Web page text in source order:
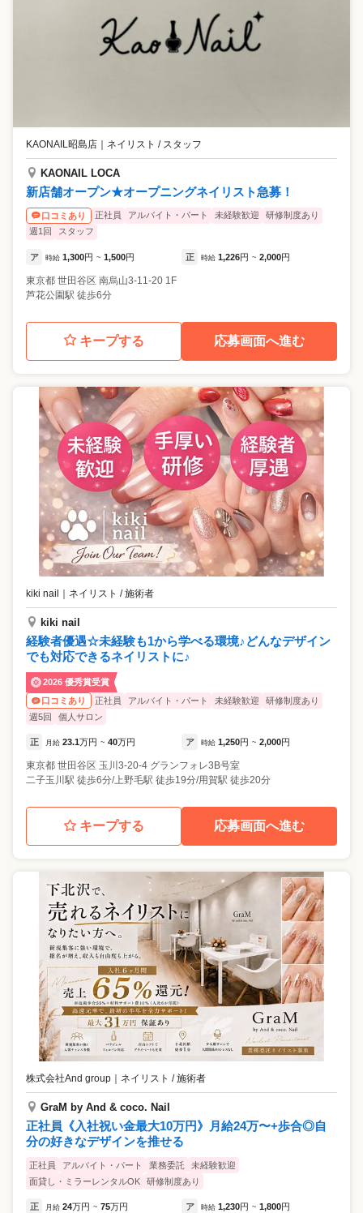
KAONAIL昭島店 ｜ ネイリスト / スタッフ
KAONAIL LOCA
新店舗オープン★オープニングネイリスト急募！
口コミあり 正社員 アルバイト・パート 未経験歓迎
研修制度あり
週1回
スタッフ
ア 時給 1,300円 ~ 1,500円 正 時給 1,226円 ~ 2,000円
東京都 世田谷区 南烏山3-11-20 1F
芦花公園駅 徒歩6分
キープする 応募画面へ進む
kiki nail ネイリスト / 施術者
kiki nail
経験者優遇☆未経験も1から学べる環境♪どんなデザイン
でも対応できるネイリストに♪
2026 優秀賞受賞
口コミあり
正社員 アルバイト・パート 未経験歓迎
研修制度あり
週5回
個人サロン
正 月給 23.1万円 ~ 40万円 ア 時給 1,250円 ~ 2,000円
東京都 世田谷区 玉川3-20-4 グランフォレ3B号室
二子玉川駅 徒歩6分/上野毛駅 徒歩19分/用賀駅 徒歩20分
キープする 応募画面へ進む
株式会社And group ネイリスト / 施術者
GraM by And & coco. Nail
正社員《入社祝い金最大10万円》月給24万〜+歩合◎自
分の好きなデザインを推せる
正社員 アルバイト・パート 業務委託
未経験歓迎
面貸し・ミラーレンタルOK
研修制度あり
正 月給 24万円 ~ 75万円 ア 時給 1,230円 ~ 1,800円